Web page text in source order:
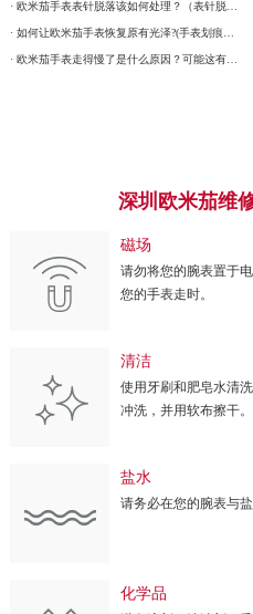
· 欧米茄手表表针脱落该如何处理？（表针脱落的处理方式）
· 欧米茄手表走得慢了是什么原因？可能这有这5个方面
深圳欧米茄维
磁场
请勿将您的腕表置于
您的手表走时。
清洁
使用牙刷和肥皂水清
冲洗，并用软布擦干。
盐水
请务必在您的腕表与
化学品